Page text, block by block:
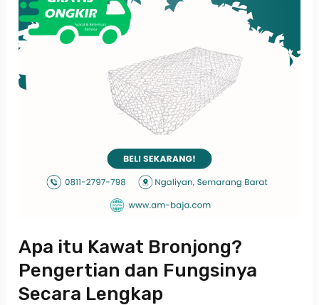
Apa itu Kawat Bronjong?
Pengertian dan Fungsinya
Secara Lengkap
Fungsinya
Secara
Lengkap